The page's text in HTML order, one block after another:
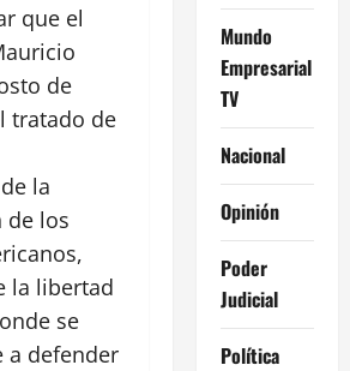
que el
de
tratado de
la
de los
la libertad
se
a defender
Mundo
Empresarial
TV
Nacional
Opinión
Poder
Judicial
Política